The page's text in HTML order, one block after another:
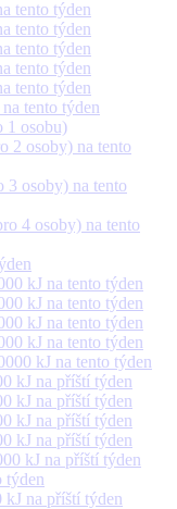
tento týden
tento týden
tento týden
tento týden
tento týden
tento týden
osobu)
osoby) na tento
osoby) na tento
4 osoby) na tento
kJ na tento týden
kJ na tento týden
kJ na tento týden
kJ na tento týden
kJ na tento týden
kJ na příští týden
kJ na příští týden
kJ na příští týden
kJ na příští týden
kJ na příští týden
týden
na příští týden